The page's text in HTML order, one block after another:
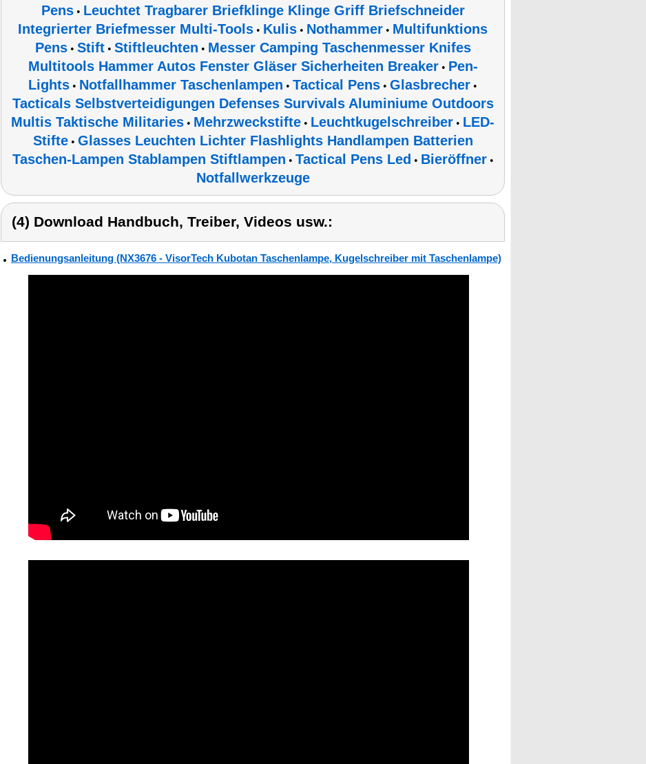
Pens• Leuchtet Tragbarer Briefklinge Klinge Griff Briefschneider
Integrierter Briefmesser Multi-Tools • Kulis • Nothammer • Multifunktions
Pens• Stift• Stiftleuchten • Messer Camping Taschenmesser Knifes
Multitools Hammer Autos Fenster Gläser Sicherheiten Breaker• Pen-
Lights • Notfallhammer Taschenlampen • Tactical Pens • Glasbrecher •
Tacticals Selbstverteidigungen Defenses Survivals Aluminiume Outdoors
Multis Taktische Militaries • Mehrzweckstifte • Leuchtkugelschreiber • LED-
Stifte• Glasses Leuchten Lichter Flashlights Handlampen Batterien
Taschen-Lampen Stablampen Stiftlampen • Tactical Pens Led • Bieröffner•
Notfallwerkzeuge
(4) Download Handbuch, Treiber, Videos usw.:
Bedienungsanleitung (NX3676 - VisorTech Kubotan Taschenlampe, Kugelschreiber mit Taschenlampe)